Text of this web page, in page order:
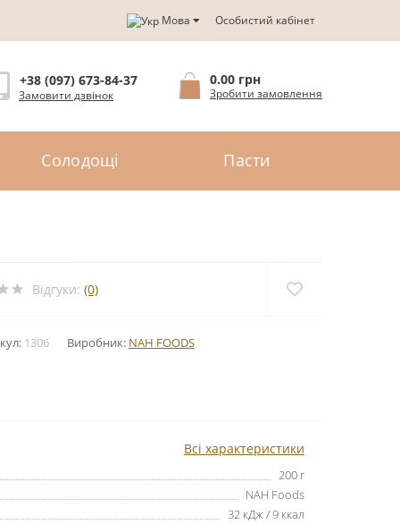
Мова Особистий кабінет
+38 (097) 673-84-37
Замовити дзвінок
0.00 грн
Зробити замовлення
Солодощі Пасти
Відгуки: (0)
1306 Виробник: NAH FOODS
Всі характеристики
200 г
NAH Foods
32 кДж / 9 ккал